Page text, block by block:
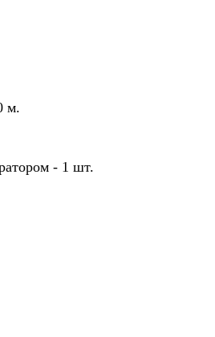
м.
- 1 шт.